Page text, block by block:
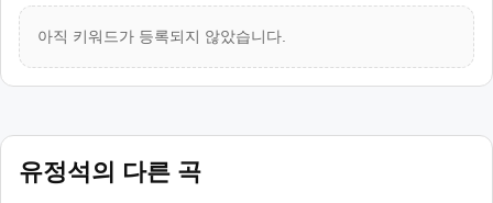
아직 키워드가 등록되지 않았습니다.
유정석의 다른 곡